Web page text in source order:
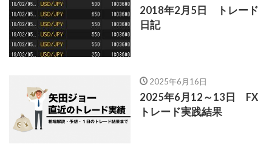
2018年2月5日 トレード
日記
2025年6月16日
2025年6月12～13日 FX
トレード実践結果